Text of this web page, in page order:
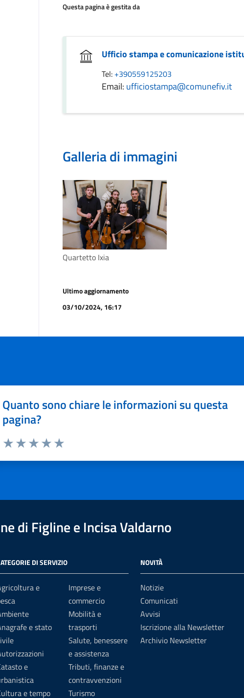
Questa pagina è gestita da
Ufficio stampa e comunicazione
Tel: +390559125203
Email: ufficiostampa@comunefiv.it
Galleria di immagini
Quartetto Ixia
Ultimo aggiornamento
03/10/2024, 16:17
Quanto sono chiare le informazioni su questa
pagina?
di Figline e Incisa Valdarno
DI SERVIZIO
e
e stato
e
e tempo
Imprese e
commercio
Mobilità e
trasporti
Salute, benessere
e assistenza
Tributi, finanze e
contravvenzioni
Turismo
NOVITÀ
Notizie
Comunicati
Avvisi
Iscrizione alla Newsletter
Archivio Newsletter